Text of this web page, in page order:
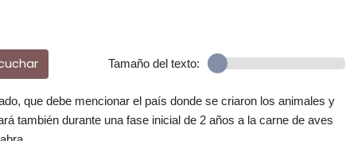
Tamaño del texto:
que debe mencionar el país donde se criaron los animales y
también durante una fase inicial de 2 años a la carne de aves